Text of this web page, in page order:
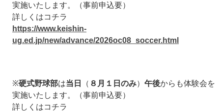
実施いたします。（事前申込要）
詳しくはコチラ
https://www.keishin-
ug.ed.jp/new/advance/2026oc08_soccer.html
※硬式野球部は当日 （ ８月１日のみ） 午後からも体験会を
実施いたします。（事前申込要）
詳しくはコチラ